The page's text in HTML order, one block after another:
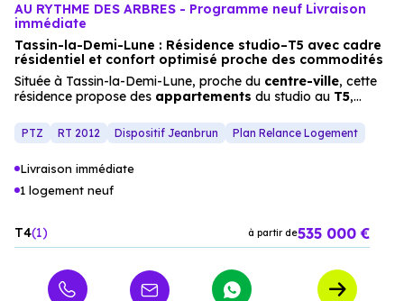
AU RYTHME DES ARBRES - Programme neuf Livraison
immédiate
Tassin-la-Demi-Lune : Résidence studio–T5 avec cadre
résidentiel et confort optimisé proche des commodités
Située à Tassin-la-Demi-Lune, proche du centre-ville, cette
résidence propose des appartements du studio au T5,
Les façades en bois et les prestations (terrasses, parking
sécurisé) créent un ensemble harmonieux, idéal pour les
qualité de vieetproximité
PTZ RT 2012 Dispositif Jeanbrun Plan Relance Logement
Livraison immédiate
1 logement neuf
T4 1 à partir de535 000 €